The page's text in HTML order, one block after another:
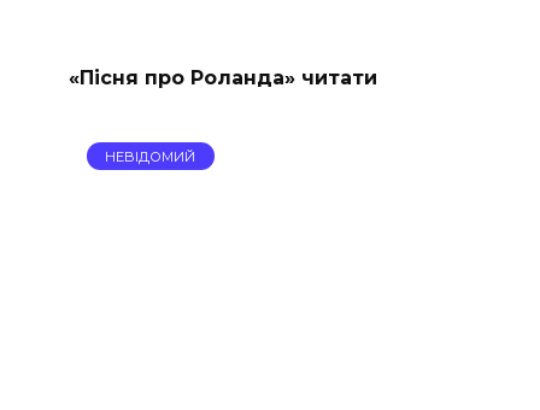
«Пісня про Роланда» читати
НЕВІДОМИЙ